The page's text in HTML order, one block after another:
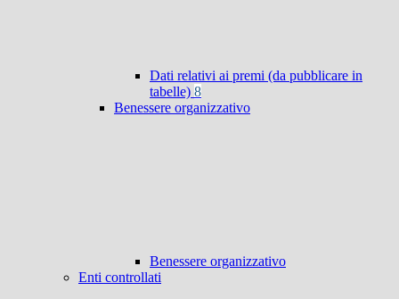
Dati relativi ai premi (da pubblicare in
tabelle) 8
Benessere organizzativo
Benessere organizzativo
Enti controllati